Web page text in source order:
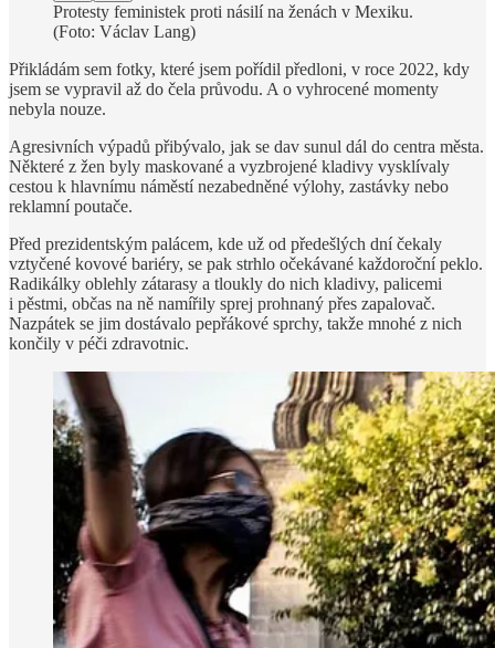
Protesty feministek proti násilí na ženách v Mexiku.
(Foto: Václav Lang)
Přikládám sem fotky, které jsem pořídil předloni, v roce 2022, kdy
jsem se vypravil až do čela průvodu. A o vyhrocené momenty
nebyla nouze.
Agresivních výpadů přibývalo, jak se dav sunul dál do centra města.
Některé z žen byly maskované a vyzbrojené kladivy vysklívaly
cestou k hlavnímu náměstí nezabedněné výlohy, zastávky nebo
reklamní poutače.
Před prezidentským palácem, kde už od předešlých dní čekaly
vztyčené kovové bariéry, se pak strhlo očekávané každoroční peklo.
Radikálky oblehly zátarasy a tloukly do nich kladivy, palicemi
i pěstmi, občas na ně namířily sprej prohnaný přes zapalovač.
Nazpátek se jim dostávalo pepřákové sprchy, takže mnohé z nich
končily v péči zdravotnic.